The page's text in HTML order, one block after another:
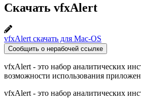
Скачать vfxAlert
vfxAlert скачать для Mac-OS
Сообщить о нерабочей ссылке
vfxAlert - это набор аналитических
возможности использования
vfxAlert - это набор аналитических